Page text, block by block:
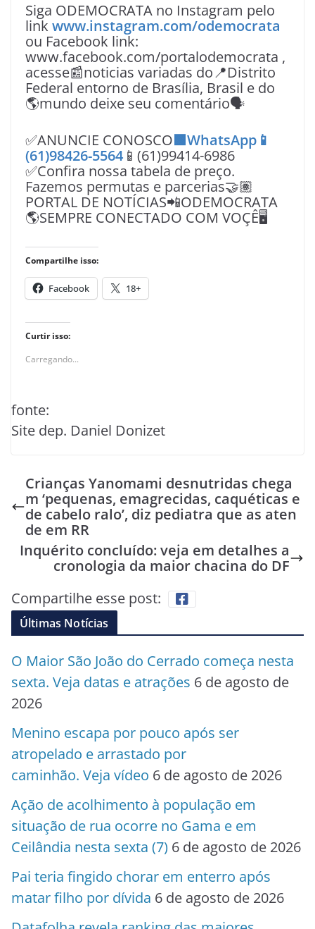
Siga ODEMOCRATA no Instagram pelo
link www.instagram.com/odemocrata
ou Facebook link:
www.facebook.com/portalodemocrata ,
acesse📰noticias variadas do📍Distrito
Federal entorno de Brasília, Brasil e do
🌎mundo deixe seu comentário🗣
✅ANUNCIE CONOSCO🟩WhatsApp📱
(61)98426-5564 📱(61)99414-6986
✅Confira nossa tabela de preço.
Fazemos permutas e parcerias🤝🏽
PORTAL DE NOTÍCIAS📲ODEMOCRATA
🌎SEMPRE CONECTADO COM VOÇÊ🖥️
Compartilhe isso:
Facebook 18+
Curtir isso:
Carregando...
fonte:
Site dep. Daniel Donizet
Crianças Yanomami desnutridas chega
m ‘pequenas, emagrecidas, caquéticas e
de cabelo ralo’, diz pediatra que as aten
de em RR
Inquérito concluído: veja em detalhes a
cronologia da maior chacina do DF
Compartilhe esse post:
Últimas Notícias
O Maior São João do Cerrado começa nesta
sexta. Veja datas e atrações 6 de agosto de
2026
Menino escapa por pouco após ser
atropelado e arrastado por
caminhão. Veja vídeo 6 de agosto de 2026
Ação de acolhimento à população em
situação de rua ocorre no Gama e em
Ceilândia nesta sexta (7) 6 de agosto de 2026
Pai teria fingido chorar em enterro após
matar filho por dívida 6 de agosto de 2026